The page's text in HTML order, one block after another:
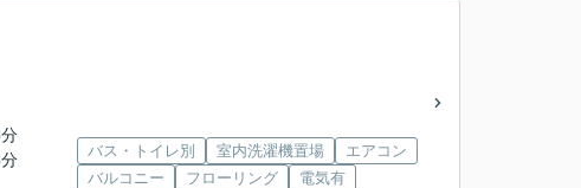
バス・トイレ別 室内洗濯機置場
エアコン
バルコニー
フローリング 電気有